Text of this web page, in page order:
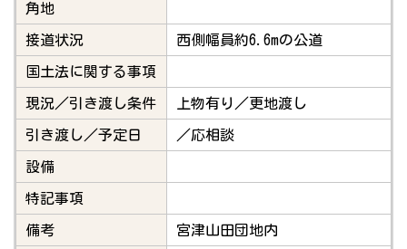
角地
接道状況 西側幅員約6.6mの公道
国土法に関する事項
現況／引き渡し条件 上物有り／更地渡し
引き渡し／予定日 ／応相談
設備
特記事項
備考 宮津山田団地内